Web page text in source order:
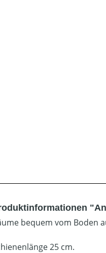
bequem vom Boden
25 cm.